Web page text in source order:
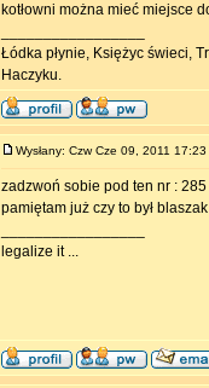
kotłowni można mieć miejsce
Łódka płynie, Księżyc świeci,
Haczyku.
Wysłany: Czw Cze 09, 2011 17:23
zadzwoń sobie pod ten nr :
pamiętam już czy to był
legalize it ...